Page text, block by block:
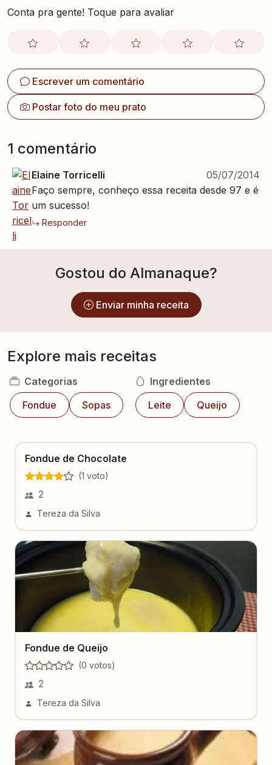
Conta pra gente! Toque para avaliar
Escrever um comentário
Postar foto do meu prato
1 comentário
Elaine Torricelli
05/07/2014
Faço sempre, conheço essa receita desde 97 e é
um sucesso!
Responder
Gostou do Almanaque?
Enviar minha receita
Explore mais receitas
Categorias
Fondue
Sopas
Ingredientes
Leite
Queijo
Fondue de Chocolate
(1 voto)
2
Tereza da Silva
Fondue de Queijo
(0 votos)
2
Tereza da Silva